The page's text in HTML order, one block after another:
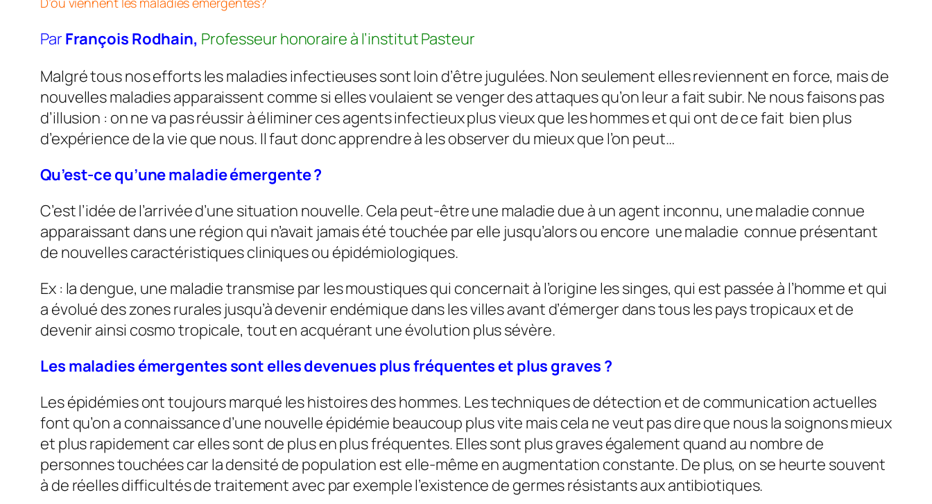
ParFrançois Rodhain, Professeur honoraire à l’institut Pasteur
Malgré tous nos efforts les maladies infectieuses sont loin d’être jugulées. Non seulement elles reviennent en force, mais de
nouvelles maladies apparaissent comme si elles voulaient se venger des attaques qu’on leur a fait subir. Ne nous faisons pas
d’illusion : on ne va pas réussir à éliminer ces agents infectieux plus vieux que les hommes et qui ont de ce fait bien plus
d’expérience de la vie que nous. Il faut donc apprendre à les observer du mieux que l’on peut…
Qu’est-ce qu’une maladie émergente ?
C’est l’idée de l’arrivée d’une situation nouvelle. Cela peut-être une maladie due à un agent inconnu, une maladie connue
apparaissant dans une région qui n’avait jamais été touchée par elle jusqu’alors ou encore une maladie connue présentant
de nouvelles caractéristiques cliniques ou épidémiologiques.
Ex : la dengue, une maladie transmise par les moustiques qui concernait à l’origine les singes, qui est passée à l’homme et qui
a évolué des zones rurales jusqu’à devenir endémique dans les villes avant d’émerger dans tous les pays tropicaux et de
devenir ainsi cosmo tropicale, tout en acquérant une évolution plus sévère.
Les maladies émergentes sont elles devenues plus fréquentes et plus graves ?
Les épidémies ont toujours marqué les histoires des hommes. Les techniques de détection et de communication actuelles
font qu’on a connaissance d’une nouvelle épidémie beaucoup plus vite mais cela ne veut pas dire que nous la soignons mieux
et plus rapidement car elles sont de plus en plus fréquentes. Elles sont plus graves également quand au nombre de
personnes touchées car la densité de population est elle-même en augmentation constante. De plus, on se heurte souvent
à de réelles difficultés de traitement avec par exemple l’existence de germes résistants aux antibiotiques.